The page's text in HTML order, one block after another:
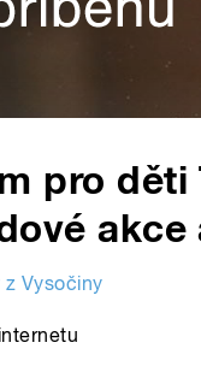
pro děti
akce
z Vysočiny